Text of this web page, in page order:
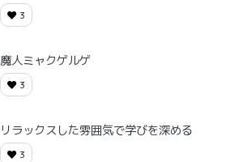
3
魔人ミャクゲルゲ
3
リラックスした雰囲気で学びを深める
3